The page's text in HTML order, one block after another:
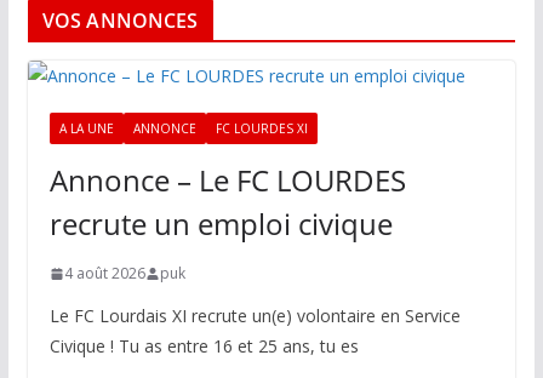
VOS ANNONCES
A LA UNE ANNONCE FC LOURDES XI
Annonce – Le FC LOURDES
recrute un emploi civique
4 août 2026 puk
Le FC Lourdais XI recrute un(e) volontaire en Service
Civique ! Tu as entre 16 et 25 ans, tu es